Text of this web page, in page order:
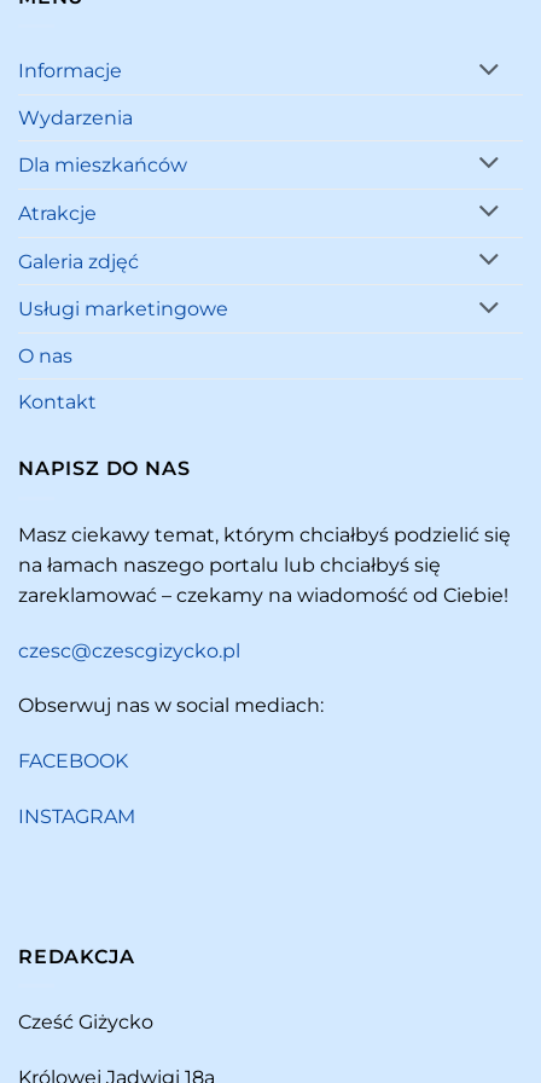
Informacje
Wydarzenia
Dla mieszkańców
Atrakcje
Galeria zdjęć
Usługi marketingowe
O nas
Kontakt
NAPISZ DO NAS
Masz ciekawy temat, którym chciałbyś podzielić się
na łamach naszego portalu lub chciałbyś się
zareklamować – czekamy na wiadomość od Ciebie!
czesc@czescgizycko.pl
Obserwuj nas w social mediach:
FACEBOOK
INSTAGRAM
REDAKCJA
Cześć Giżycko
Królowej Jadwigi 18a